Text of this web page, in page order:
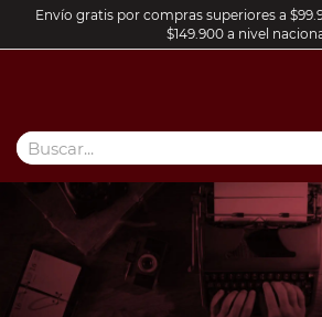
Envío gratis por compras superiores a
$149.900 a nivel